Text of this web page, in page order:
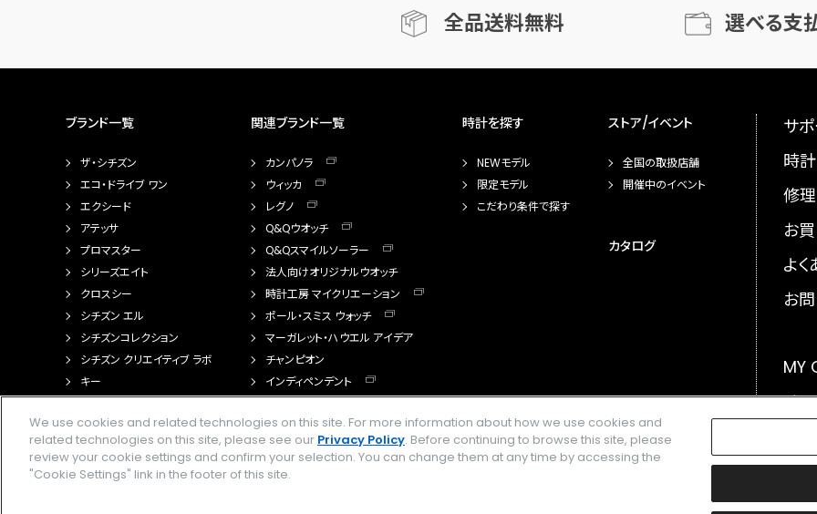
全品送料無料 選べる支
ブランド一覧
ザ・シチズン
エコ・ドライブ ワン
エクシード
アテッサ
プロマスター
シリーズエイト
クロスシー
シチズン エル
シチズンコレクション
シチズン クリエイティブ ラボ
キー
関連ブランド一覧
カンパノラ
ウィッカ
レグノ
Q&Qウオッチ
Q&Qスマイルソーラー
法人向けオリジナルウオッチ
時計工房 マイクリエーション
ポール・スミス ウォッチ
マーガレット・ハウエル アイデア
チャンピオン
インディペンデント
時計を探す
NEWモデル
限定モデル
こだわり条件で探す
ストア/イベント
全国の取扱店舗
開催中のイベント
カタログ
サ
時
修理
お
よ
お
MY
メ
We use cookies and related technologies on this site. For more information about how we use cookies and
related technologies on this site, please see our Privacy Policy. Before continuing to browse this site, please
review your cookie settings and confirm your selection. You can change them at any time by accessing the
"Cookie Settings" link in the footer of this site.